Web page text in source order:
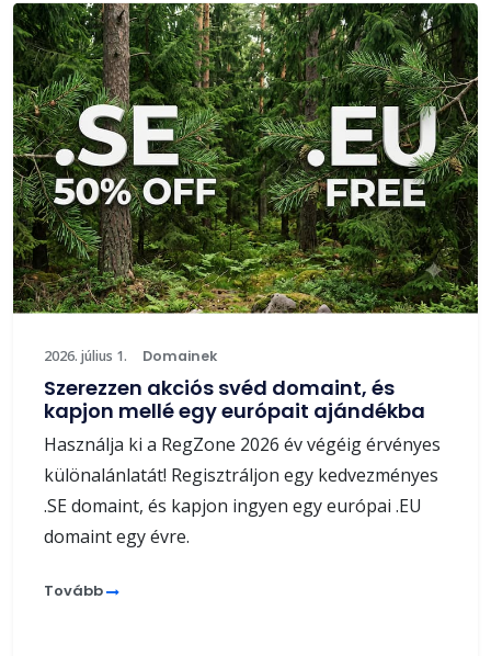
2026. július 1. Domainek
Szerezzen akciós svéd domaint, és
kapjon mellé egy európait ajándékba
Használja ki a RegZone 2026 év végéig érvényes
különalánlatát! Regisztráljon egy kedvezményes
.SE domaint, és kapjon ingyen egy európai .EU
domaint egy évre.
Tovább